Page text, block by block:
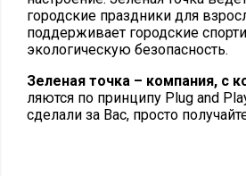
городские праздники для
поддерживает городские
экологическую безопасность.
Зеленая точка – компания, с
ляются по принципу Plug and
сделали за Вас, просто